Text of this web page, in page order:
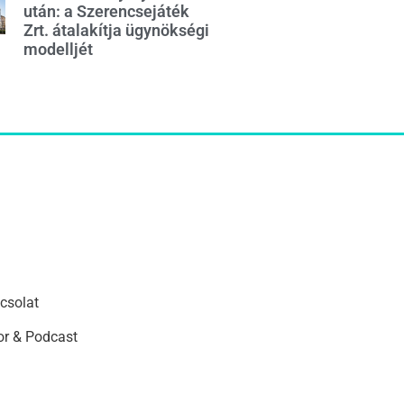
után: a Szerencsejáték
Zrt. átalakítja ügynökségi
modelljét
& Podcast